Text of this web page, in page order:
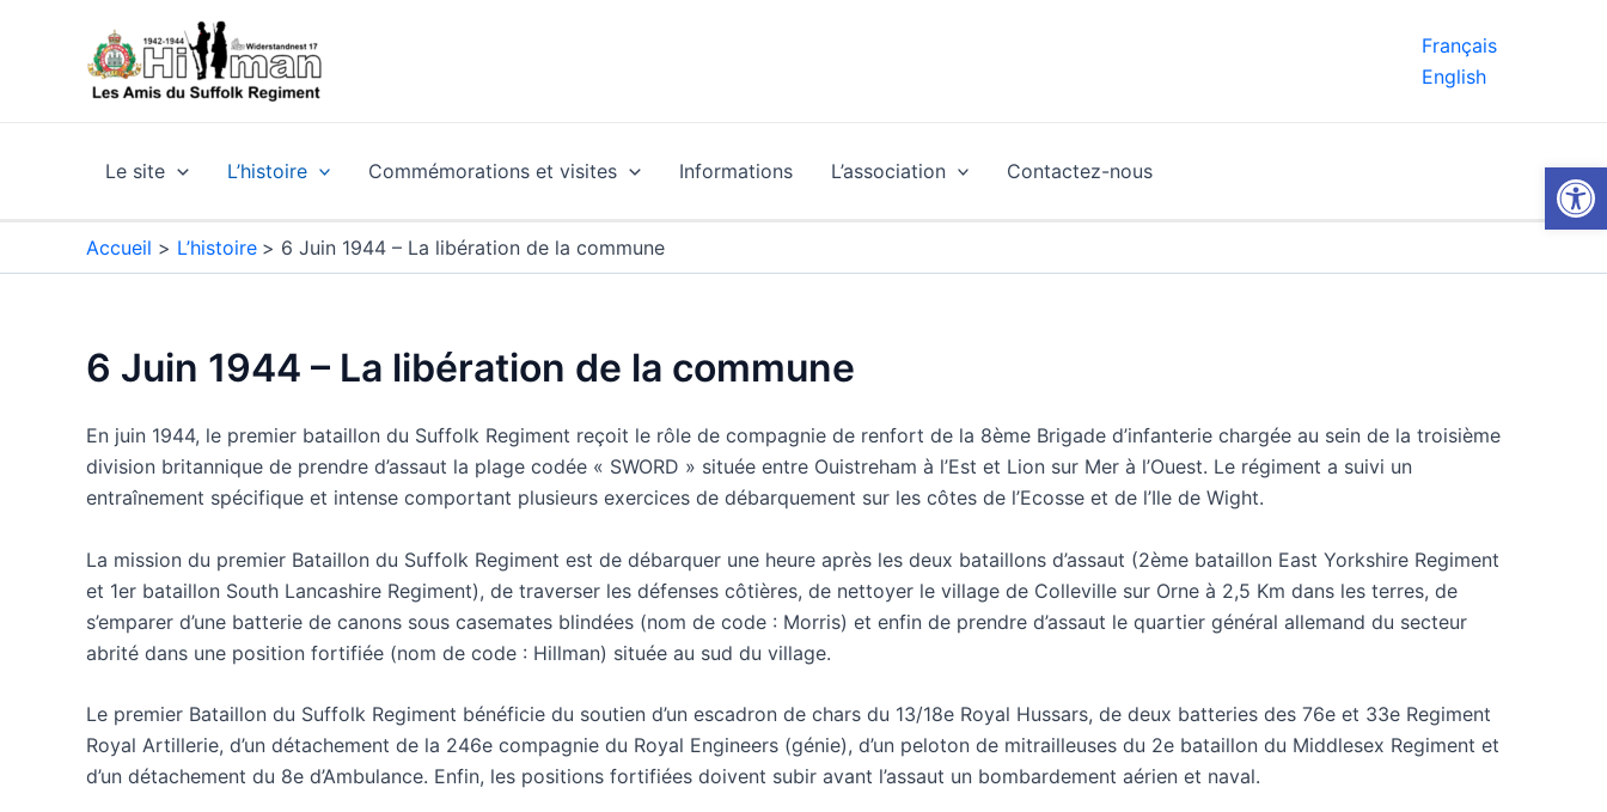
Ouvrir
Français
English
Le site L’histoire Commémorations et visites Informations L’association Contactez-nous
Accueil L’histoire 6 Juin 1944 – La libération de la commune
6 Juin 1944 – La libération de la commune
En juin 1944, le premier bataillon du Suffolk Regiment reçoit le rôle de compagnie de renfort de la 8ème Brigade d’infanterie chargée au sein de la troisième
division britannique de prendre d’assaut la plage codée « SWORD » située entre Ouistreham à l’Est et Lion sur Mer à l’Ouest. Le régiment a suivi un
entraînement spécifique et intense comportant plusieurs exercices de débarquement sur les côtes de l’Ecosse et de l’Ile de Wight.
La mission du premier Bataillon du Suffolk Regiment est de débarquer une heure après les deux bataillons d’assaut (2ème bataillon East Yorkshire Regiment
et 1er bataillon South Lancashire Regiment), de traverser les défenses côtières, de nettoyer le village de Colleville sur Orne à 2,5 Km dans les terres, de
s’emparer d’une batterie de canons sous casemates blindées (nom de code : Morris) et enfin de prendre d’assaut le quartier général allemand du secteur
abrité dans une position fortifiée (nom de code : Hillman) située au sud du village.
Le premier Bataillon du Suffolk Regiment bénéficie du soutien d’un escadron de chars du 13/18e Royal Hussars, de deux batteries des 76e et 33e Regiment
Royal Artillerie, d’un détachement de la 246e compagnie du Royal Engineers (génie), d’un peloton de mitrailleuses du 2e bataillon du Middlesex Regiment et
d’un détachement du 8e d’Ambulance. Enfin, les positions fortifiées doivent subir avant l’assaut un bombardement aérien et naval.